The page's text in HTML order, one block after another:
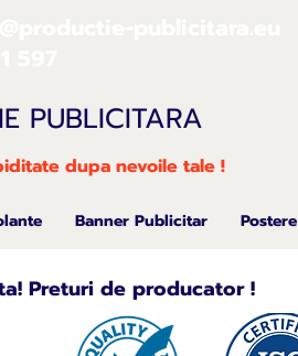
PUBLICITARA
dupa nevoile tale !
Banner Publicitar Postere
Preturi de producator !